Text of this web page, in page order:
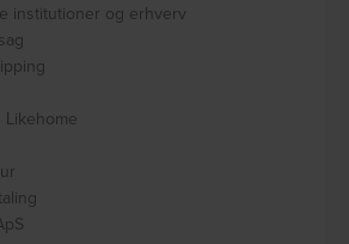
institutioner og erhverv
Likehome